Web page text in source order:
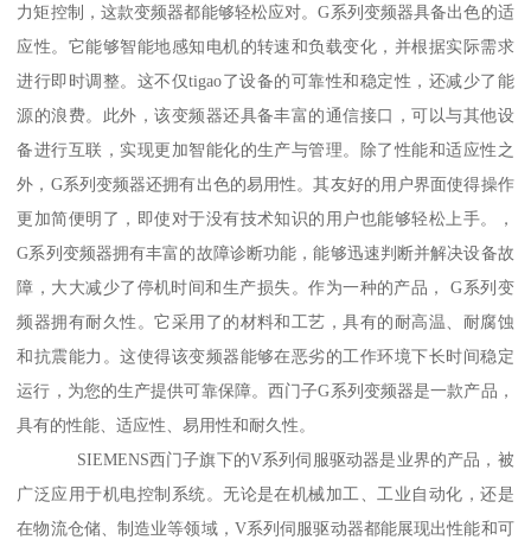
力矩控制，这款变频器都能够轻松应对。G系列变频器具备出色的适
应性。它能够智能地感知电机的转速和负载变化，并根据实际需求
进行即时调整。这不仅tigao了设备的可靠性和稳定性，还减少了能
源的浪费。此外，该变频器还具备丰富的通信接口，可以与其他设
备进行互联，实现更加智能化的生产与管理。除了性能和适应性之
外，G系列变频器还拥有出色的易用性。其友好的用户界面使得操作
更加简便明了，即使对于没有技术知识的用户也能够轻松上手。，
G系列变频器拥有丰富的故障诊断功能，能够迅速判断并解决设备故
障，大大减少了停机时间和生产损失。作为一种的产品， G系列变
频器拥有耐久性。它采用了的材料和工艺，具有的耐高温、耐腐蚀
和抗震能力。这使得该变频器能够在恶劣的工作环境下长时间稳定
运行，为您的生产提供可靠保障。西门子G系列变频器是一款产品，
具有的性能、适应性、易用性和耐久性。
SIEMENS西门子旗下的V系列伺服驱动器是业界的产品，被
广泛应用于机电控制系统。无论是在机械加工、工业自动化，还是
在物流仓储、制造业等领域，V系列伺服驱动器都能展现出性能和可